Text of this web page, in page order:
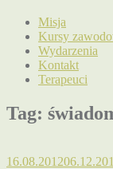
Misja
Kursy
Wydarzenia
Kontakt
Terapeuci
Tag:
16.08.2012